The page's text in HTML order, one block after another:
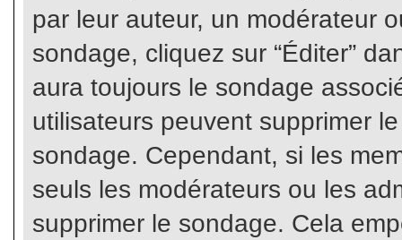
par leur auteur, un modérateur
sondage, cliquez sur “Éditer”
aura toujours le sondage
utilisateurs peuvent supprimer
sondage. Cependant, si les
seuls les modérateurs ou les
supprimer le sondage. Cela